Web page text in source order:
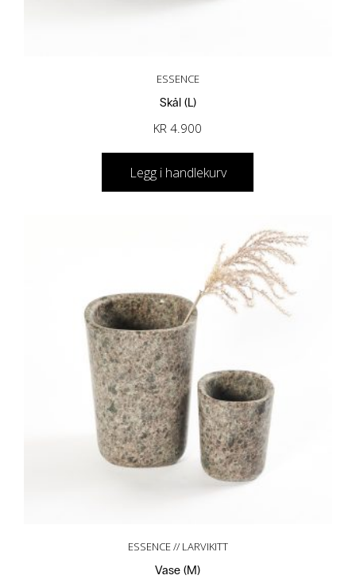
ESSENCE
Skål (L)
KR 4.900
Legg i handlekurv
ESSENCE // LARVIKITT
Vase (M)